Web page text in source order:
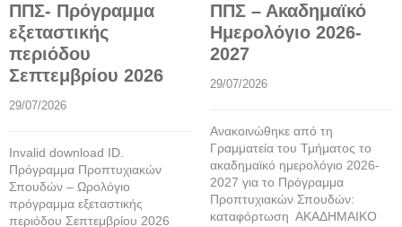
ΠΠΣ- Πρόγραμμα
εξεταστικής
περιόδου
Σεπτεμβρίου 2026
29/07/2026
Invalid download ID.
Πρόγραμμα Προπτυχιακών
Σπουδών – Ωρολόγιο
πρόγραμμα εξεταστικής
περιόδου Σεπτεμβρίου 2026
ΠΠΣ – Ακαδημαϊκό
Ημερολόγιο 2026-
2027
29/07/2026
Ανακοινώθηκε από τη
Γραμματεία του Τμήματος το
ακαδημαϊκό ημερολόγιο 2026-
2027 για το Πρόγραμμα
Προπτυχιακών Σπουδών:
καταφόρτωση ΑΚΑΔΗΜΑΙΚΟ